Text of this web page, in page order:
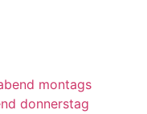
montags
donnerstag